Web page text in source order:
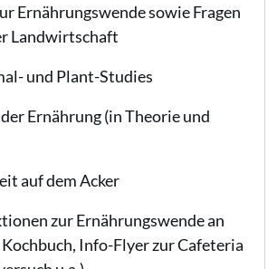
Ernährungswende sowie Fragen
Landwirtschaft
und Plant-Studies
Ernährung (in Theorie und
auf dem Acker
zur Ernährungswende an
Info-Flyer zur Cafeteria